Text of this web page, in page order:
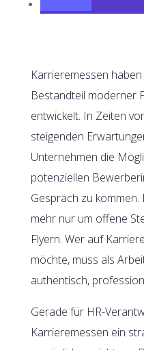
Karrieremessen
Bestandteil moderner
entwickelt. In Zeiten
steigenden
Unternehmen die
potenziellen
Gespräch zu
mehr nur um offene
Flyern. Wer auf
möchte, muss als
authentisch,
Gerade für HR-
Karrieremessen ein